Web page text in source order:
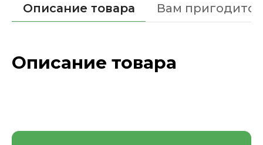
Описание товара Вам пригодится
Описание товара